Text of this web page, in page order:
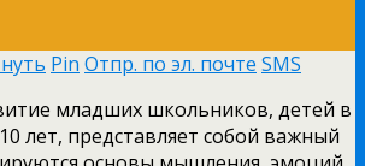
Pin Отпр. по эл. почте SMS
младших школьников, детей в
лет, представляет собой важный